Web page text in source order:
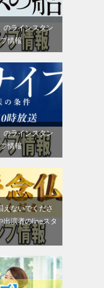
のラインスタン
情報
のラインスタン
情報
えないでくださ
出演者のlineスタ